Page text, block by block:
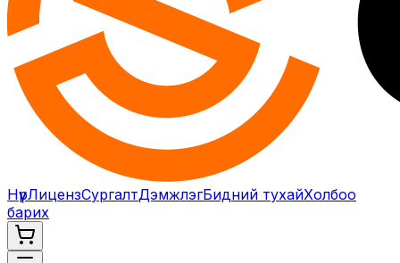
НүүрЛицензСургалтДэмжлэгБидний тухайХолбоо
барих